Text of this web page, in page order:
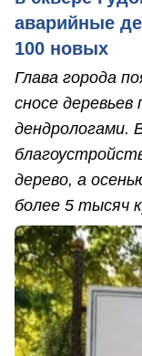
аварийные
100 новых
Глава города
сносе
дендрологами.
дерево, а
более 5 тысяч